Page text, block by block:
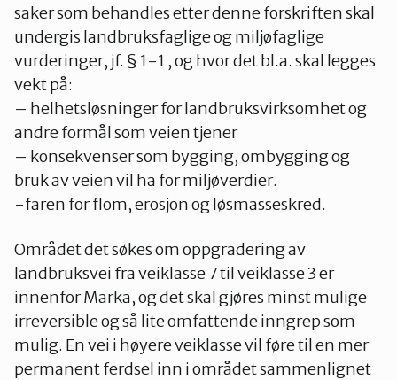
saker som behandles etter denne forskriften skal
undergis landbruksfaglige og miljøfaglige
vurderinger, jf. § 1-1 , og hvor det bl.a. skal legges
vekt på:
– helhetsløsninger for landbruksvirksomhet og
andre formål som veien tjener
– konsekvenser som bygging, ombygging og
bruk av veien vil ha for miljøverdier.
-faren for flom, erosjon og løsmasseskred.
Området det søkes om oppgradering av
landbruksvei fra veiklasse 7 til veiklasse 3 er
innenfor Marka, og det skal gjøres minst mulige
irreversible og så lite omfattende inngrep som
mulig. En vei i høyere veiklasse vil føre til en mer
permanent ferdsel inn i området sammenlignet